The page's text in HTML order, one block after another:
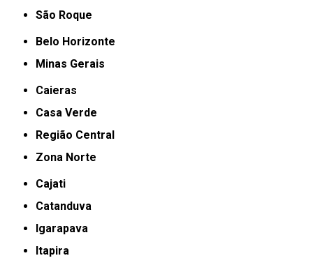
São Roque
Belo Horizonte
Minas Gerais
Caieras
Casa Verde
Região Central
Zona Norte
Cajati
Catanduva
Igarapava
Itapira